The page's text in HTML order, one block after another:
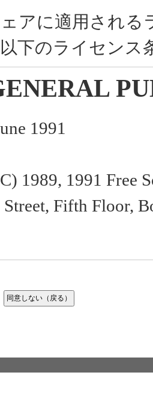
アに適用される
下のライセンス
1991
1989, 1991 Free
Fifth Floor,
document, but
for most software